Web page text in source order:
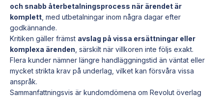
och snabb återbetalningsprocess när ärendet är
komplett , med utbetalningar inom några dagar efter
godkännande.
Kritiken gäller främst avslag på vissa ersättningar eller
komplexa ärenden , särskilt när villkoren inte följs exakt.
Flera kunder nämner längre handläggningstid än väntat eller
mycket strikta krav på underlag, vilket kan försvåra vissa
anspråk.
Sammanfattningsvis är kundomdömena om Revolut överlag